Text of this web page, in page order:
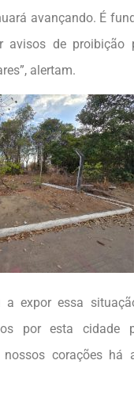
avançando. É
avisos de proibição
alertam.
a expor essa
por esta cidade
corações há